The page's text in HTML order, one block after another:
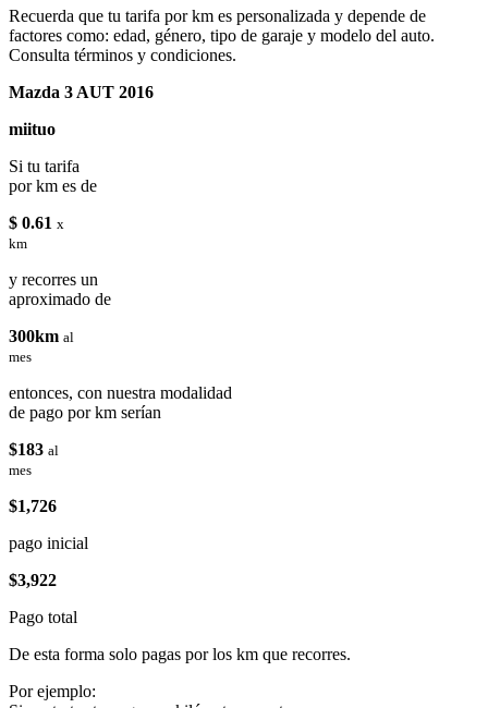
Recuerda que tu tarifa por km es personalizada y depende de
factores como: edad, género, tipo de garaje y modelo del auto.
Consulta términos y condiciones.
Mazda 3 AUT 2016
miituo
Si tu tarifa
por km es de
$ 0.61 x
km
y recorres un
aproximado de
300km al
mes
entonces, con nuestra modalidad
de pago por km serían
$183 al
mes
$1,726
pago inicial
$3,922
Pago total
De esta forma solo pagas por los km que recorres.
Por ejemplo: